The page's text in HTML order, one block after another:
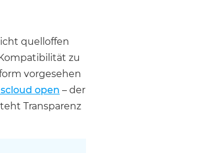
quelloffen
zu
vorgesehen
open – der
Transparenz